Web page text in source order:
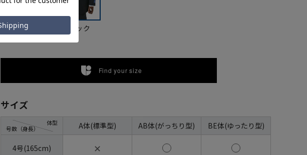
グレー ブラック
Find your size
サイズ
号数（身長）
体型 A体(標準型) AB体(がっちり型) BE体(ゆったり型)
4号(165cm) ✕